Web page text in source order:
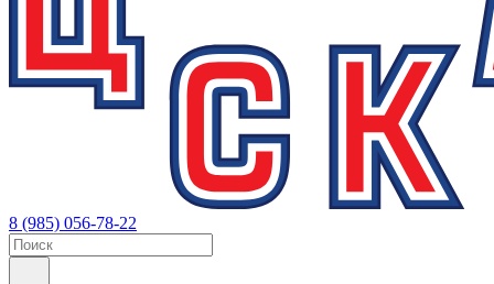
8 (985) 056-78-22